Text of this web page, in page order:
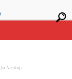
Nonbiji